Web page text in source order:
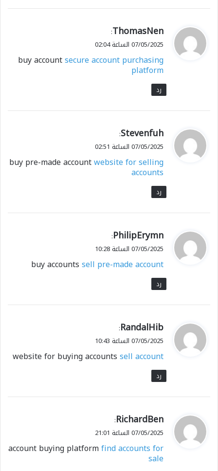
ي
ق
ل
ThomasNen
:
07/05/2025 الساعة 02:04
buy accountsecure account purchasing
platform
رد
ي
ق
ل
Stevenfuh
:
07/05/2025 الساعة 02:51
buy pre-made accountwebsite for selling
accounts
رد
ي
ق
ل
PhilipErymn
:
07/05/2025 الساعة 10:28
buy accountssell pre-made account
رد
ي
ق
ل
RandalHib
:
07/05/2025 الساعة 10:43
website for buying accountssell account
رد
ي
ق
ل
RichardBen
:
07/05/2025 الساعة 21:01
account buying platformfind accounts for
sale